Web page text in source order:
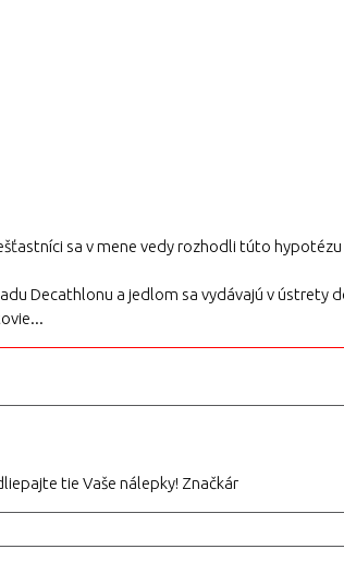
sa v mene vedy rozhodli túto
Decathlonu a jedlom sa vydávajú v ústrety
tie Vaše nálepky! Značkár